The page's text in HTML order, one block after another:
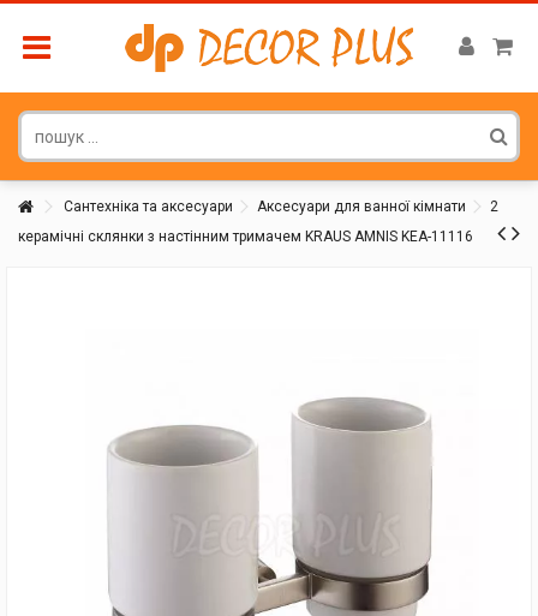
Сантехніка та аксесуари Аксесуари для ванної кімнати
2
керамічні склянки з настінним тримачем KRAUS AMNIS KEA-11116